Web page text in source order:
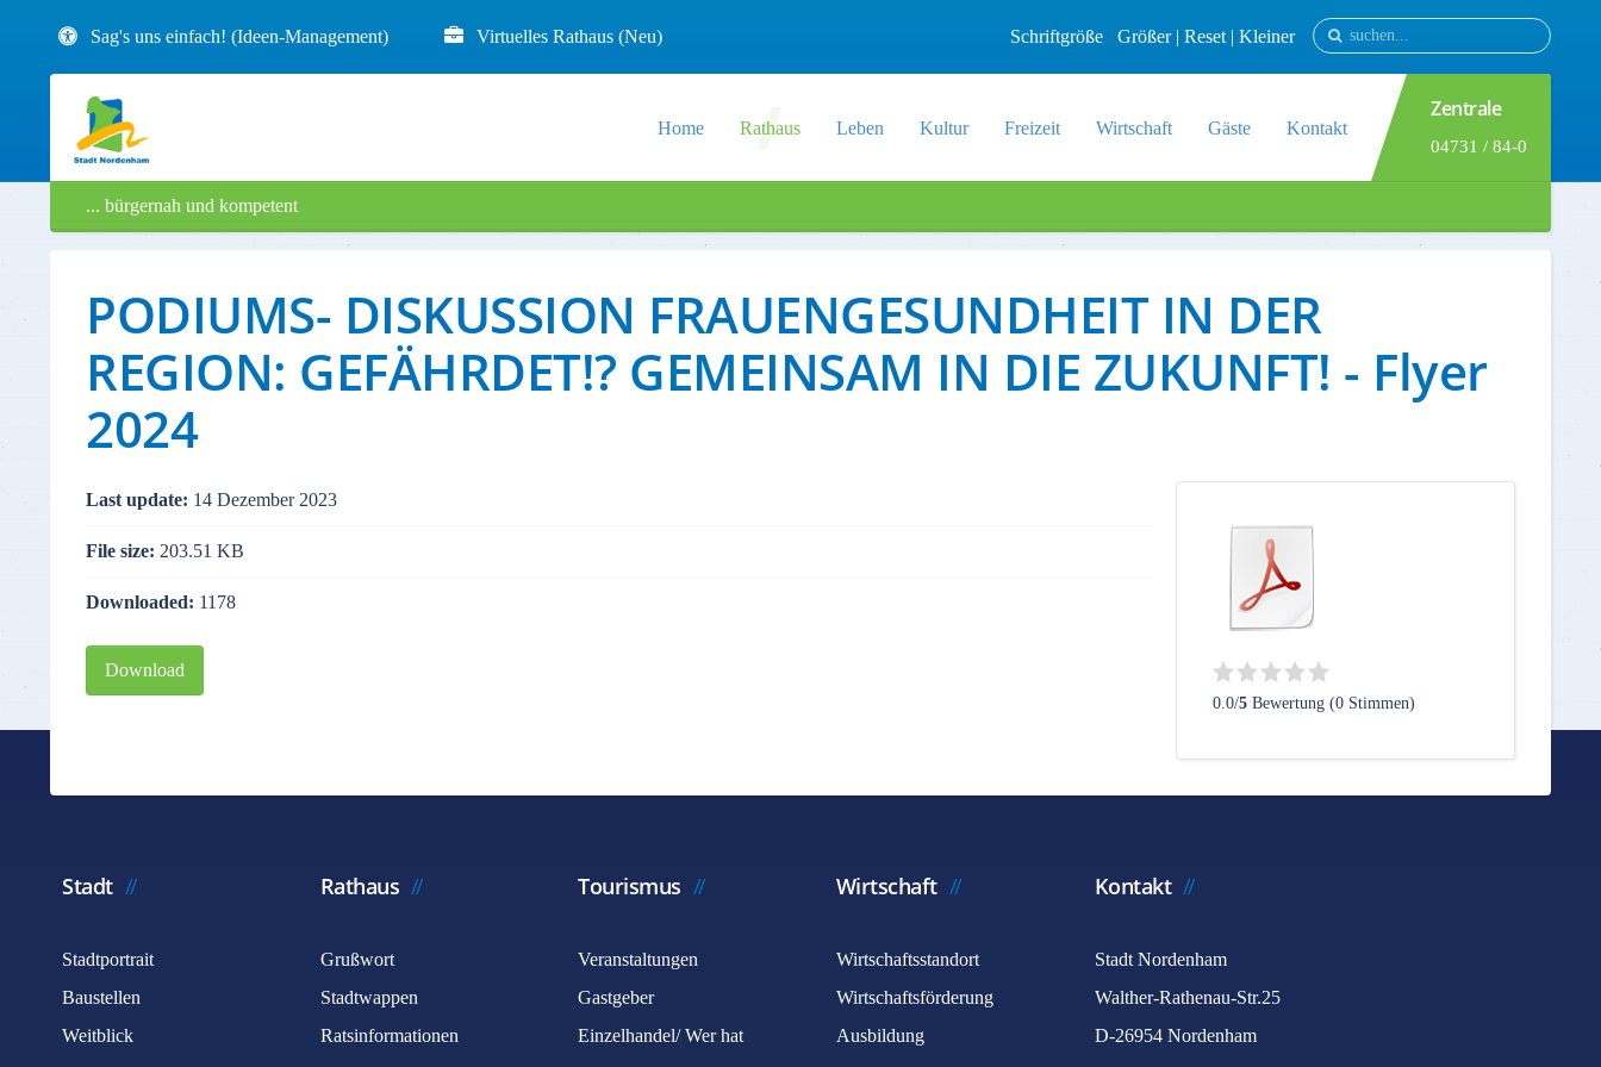
Sag's uns einfach! (Ideen-Management) Virtuelles Rathaus (Neu) Schriftgröße Größer| Reset | Kleiner
Home Rathaus Leben Kultur Freizeit Wirtschaft Gäste Kontakt
Zentrale
04731 / 84-0
... bürgernah und kompetent
PODIUMS- DISKUSSION FRAUENGESUNDHEIT IN DER
REGION: GEFÄHRDET!? GEMEINSAM IN DIE ZUKUNFT! - Flyer
2024
Last update: 14 Dezember 2023
File size: 203.51 KB
Downloaded: 1178
Download
0.0/5 Bewertung (0 Stimmen)
Stadt
Stadtportrait
Baustellen
Weitblick
Rathaus
Grußwort
Stadtwappen
Ratsinformationen
Tourismus
Veranstaltungen
Gastgeber
Einzelhandel/ Wer hat
Wirtschaft
Wirtschaftsstandort
Wirtschaftsförderung
Ausbildung
Kontakt
Stadt Nordenham
Walther-Rathenau-Str.25
D-26954 Nordenham